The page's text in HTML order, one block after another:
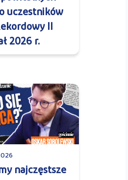
uczestników
II
2026 r.
najczęstsze